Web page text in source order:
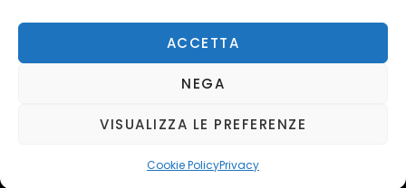
ACCETTA
NEGA
VISUALIZZA LE PREFERENZE
Cookie PolicyPrivacy
Copyright © 2026Ilblogger.it. All Rights Reserved.
Catch Mag byCatch Themes